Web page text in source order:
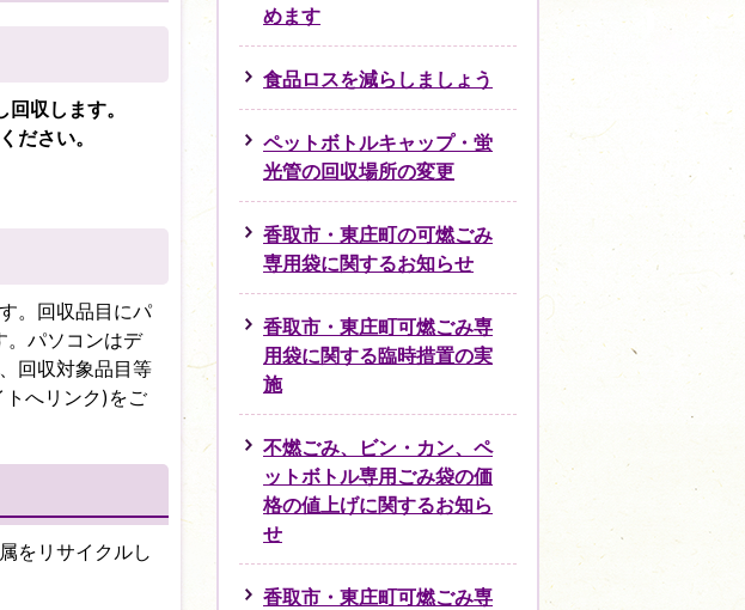
収します。
ださい。
。回収品目にパ
。パソコンはデ
回収対象品目等
トへリンク)をご
をリサイクルし
めます
食品ロスを減らしましょう
ペットボトルキャップ・蛍
光管の回収場所の変更
香取市・東庄町の可燃ごみ
専用袋に関するお知らせ
香取市・東庄町可燃ごみ専
用袋に関する臨時措置の実
施
不燃ごみ、ビン・カン、ペ
ットボトル専用ごみ袋の価
格の値上げに関するお知ら
せ
香取市・東庄町可燃ごみ専